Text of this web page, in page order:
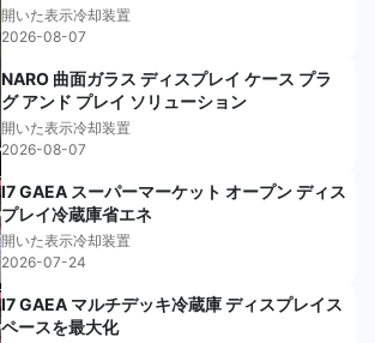
開いた表示冷却装置
2026-08-07
NARO 曲面ガラス ディスプレイ ケース プラ
グ アンド プレイ ソリューション
開いた表示冷却装置
2026-08-07
I7 GAEA スーパーマーケット オープン ディス
プレイ冷蔵庫省エネ
開いた表示冷却装置
2026-07-24
I7 GAEA マルチデッキ冷蔵庫 ディスプレイス
ペースを最大化